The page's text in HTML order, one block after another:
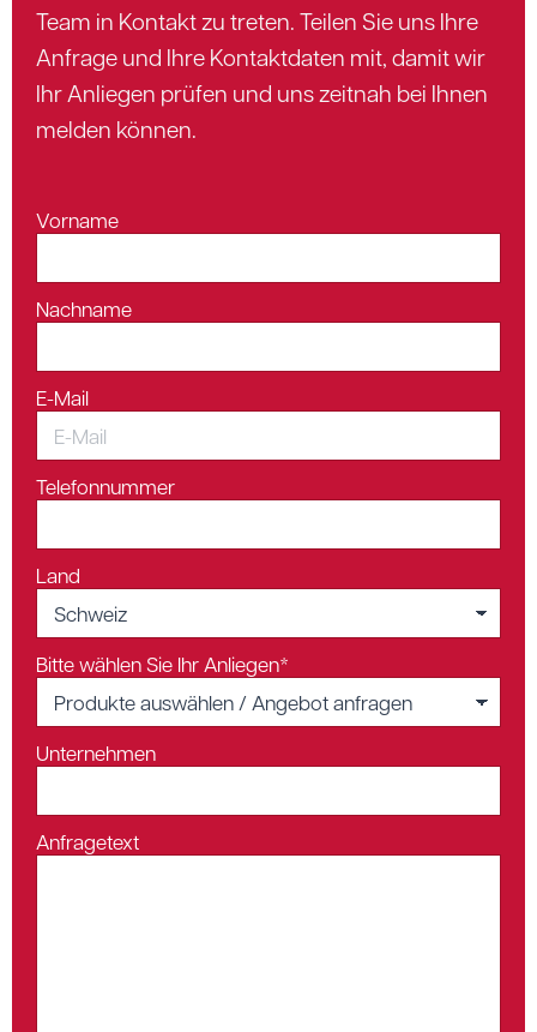
Team in Kontakt zu treten. Teilen Sie uns Ihre
Anfrage und Ihre Kontaktdaten mit, damit wir
Ihr Anliegen prüfen und uns zeitnah bei Ihnen
melden können.
Vorname
Nachname
E-Mail
Telefonnummer
Land
Bitte wählen Sie Ihr Anliegen*
Unternehmen
Anfragetext